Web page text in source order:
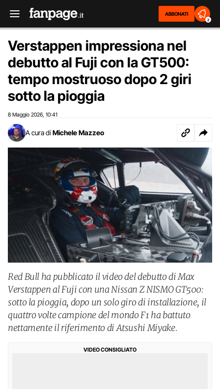
ABBONATI
2
Verstappen impressiona nel
debutto al Fuji con la GT500:
tempo mostruoso dopo 2 giri
sotto la pioggia
8 Maggio 2026 10:41
A cura di Michele Mazzeo
Red Bull ha pubblicato il video del debutto di Max
Verstappen al Fuji con una Nissan Z NISMO GT500:
sotto la pioggia, dopo un solo giro di installazione, il
quattro volte campione del mondo F1 ha battuto
nettamente il riferimento di Atsushi Miyake.
VIDEO CONSIGLIATO